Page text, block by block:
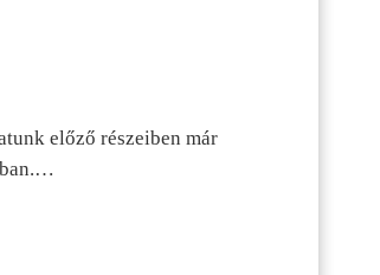
előző részeiben már